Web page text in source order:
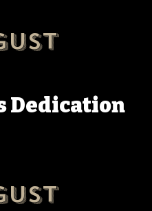
Dedication